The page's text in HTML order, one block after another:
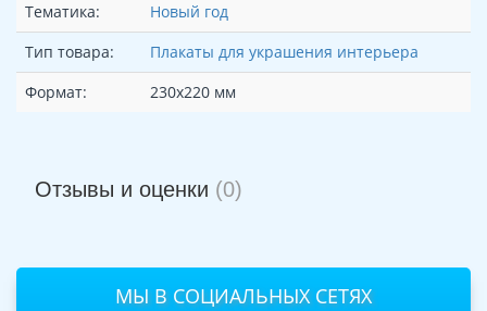
Тематика:
Новый год
Тип товара:
Плакаты для украшения интерьера
Формат:
230х220 мм
Отзывы и оценки (0)
МЫ В СОЦИАЛЬНЫХ СЕТЯХ